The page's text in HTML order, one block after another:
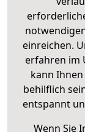
einreichen.
erfahren im
kann
behilflich
entspannt
Wenn Sie